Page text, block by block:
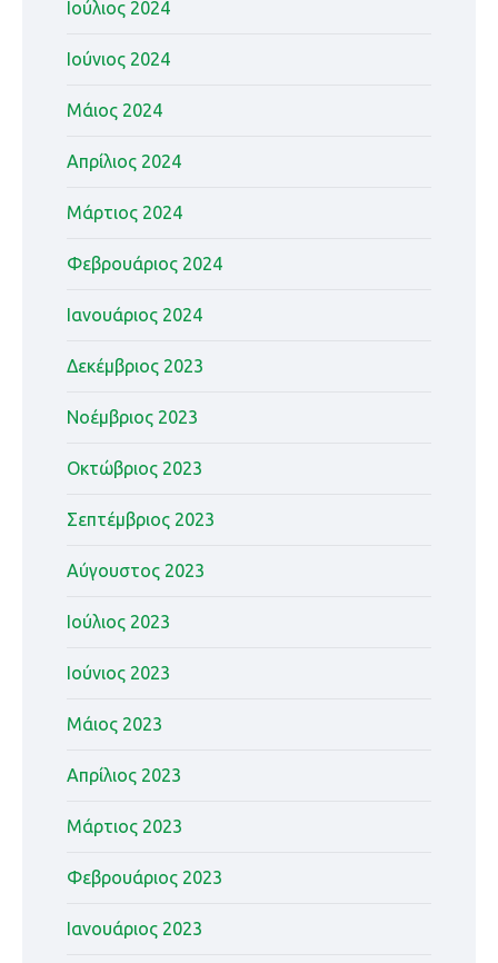
Ιούλιος 2024
Ιούνιος 2024
Μάιος 2024
Απρίλιος 2024
Μάρτιος 2024
Φεβρουάριος 2024
Ιανουάριος 2024
Δεκέμβριος 2023
Νοέμβριος 2023
Οκτώβριος 2023
Σεπτέμβριος 2023
Αύγουστος 2023
Ιούλιος 2023
Ιούνιος 2023
Μάιος 2023
Απρίλιος 2023
Μάρτιος 2023
Φεβρουάριος 2023
Ιανουάριος 2023